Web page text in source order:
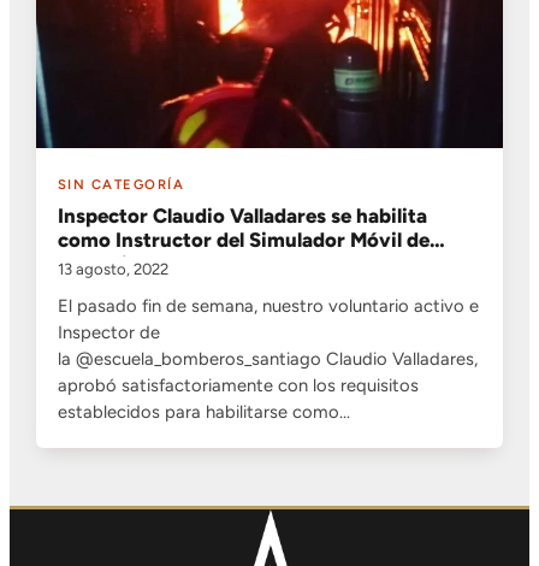
SIN CATEGORÍA
Inspector Claudio Valladares se habilita
como Instructor del Simulador Móvil de
Incendios Estructúrales
13 agosto, 2022
El pasado fin de semana, nuestro voluntario activo e
Inspector de
la @escuela_bomberos_santiago Claudio Valladares,
aprobó satisfactoriamente con los requisitos
establecidos para habilitarse como…